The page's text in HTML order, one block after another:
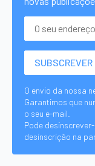
O envio da nossa
Garantimos que
o seu e-mail.
Pode
desinscrição na